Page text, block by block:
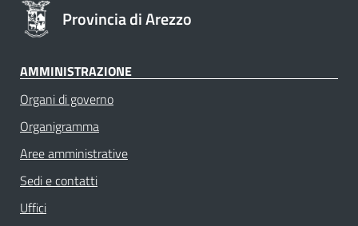
Provincia di Arezzo
AMMINISTRAZIONE
Organi di governo
Organigramma
Aree amministrative
Sedi e contatti
Uffici